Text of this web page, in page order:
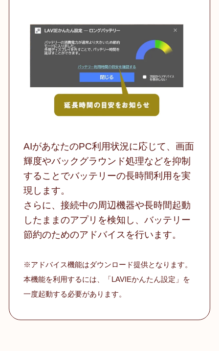
AIがあなたのPC利用状況に応じて、画面
輝度やバックグラウンド処理などを抑制
することでバッテリーの長時間利用を実
現します。
さらに、接続中の周辺機器や長時間起動
したままのアプリを検知し、バッテリー
節約のためのアドバイスを行います。
※アドバイス機能はダウンロード提供となります。
本機能を利用するには、「LAVIEかんたん設定」を
一度起動する必要があります。